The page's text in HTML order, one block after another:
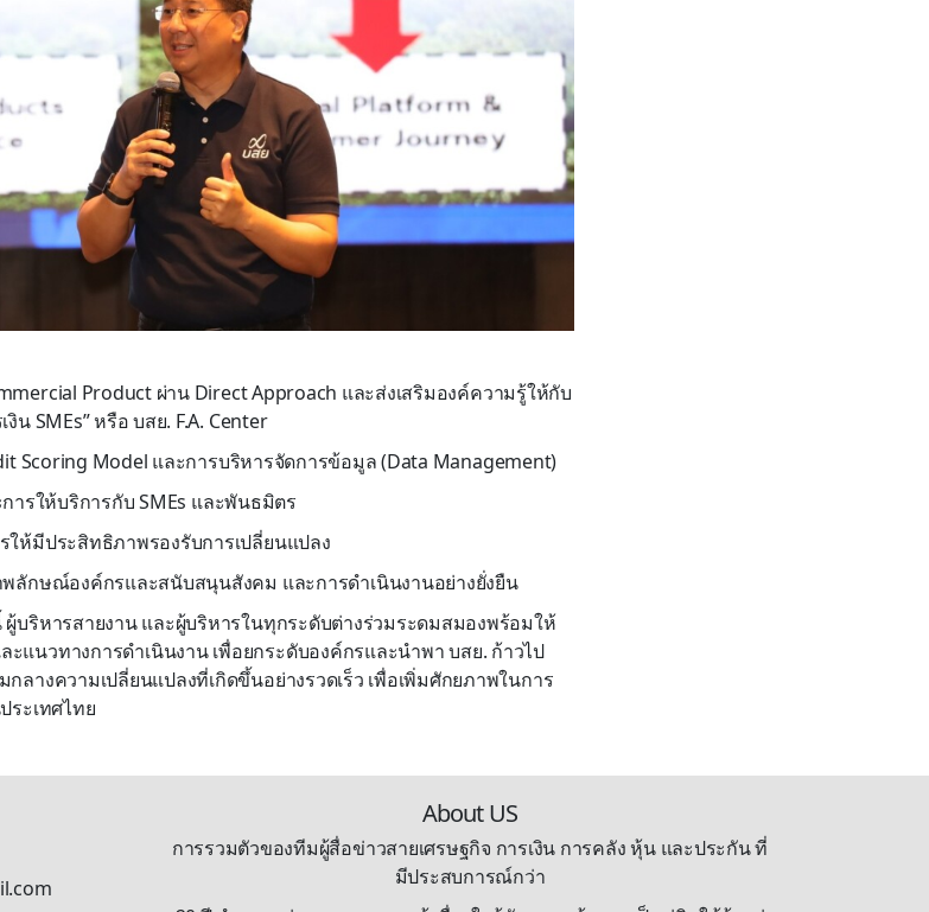
Product ผ่าน Direct Approach และส่งเสริมองค์ความรู้ให้กับ
น SMEs” หรือ บสย. F.A. Center
Scoring Model และการบริหารจัดการข้อมูล (Data Management)
ารให้บริการกับ SMEs และพันธมิตร
ห้มีประสิทธิภาพรองรับการเปลี่ยนแปลง
ลักษณ์องค์กรและสนับสนุนสังคม และการดำเนินงานอย่างยั่งยืน
บริหารสายงาน และผู้บริหารในทุกระดับต่างร่วมระดมสมองพร้อมให้
แนวทางการดำเนินงาน เพื่อยกระดับองค์กรและนำพา บสย. ก้าวไป
ลางความเปลี่ยนแปลงที่เกิดขึ้นอย่างรวดเร็ว เพื่อเพิ่มศักยภาพในการ
ระเทศไทย
About US
การรวมตัวของทีมผู้สื่อข่าวสายเศรษฐกิจ การเงิน การคลัง หุ้น และประกัน ที่
มีประสบการณ์กว่า